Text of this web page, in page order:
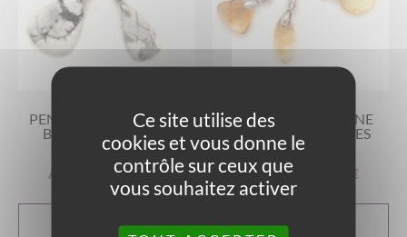
PENDENTIFS HOWLITE
BLANCHE FORMES
DIVERSES
A partir de19,00 €
OPTIONS
PENDENTIFS CITRINE
NATURELLE FORMES
DIVERSES
A partir de
€
OPTIONS
Ce site utilise des
cookies et vous donne le
contrôle sur ceux que
vous souhaitez activer